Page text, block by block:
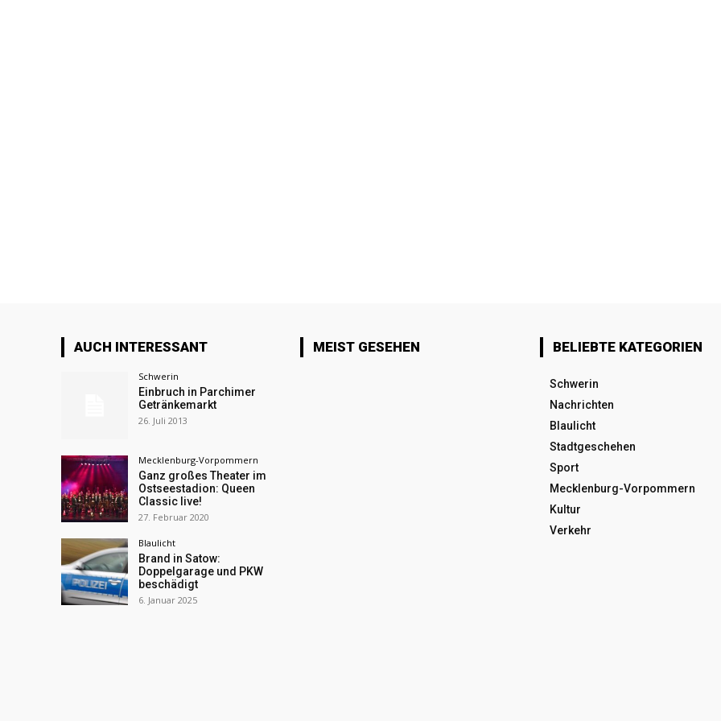
AUCH INTERESSANT
Schwerin
Einbruch in Parchimer
Getränkemarkt
26. Juli 2013
Mecklenburg-Vorpommern
Ganz großes Theater im
Ostseestadion: Queen
Classic live!
27. Februar 2020
Blaulicht
Brand in Satow:
Doppelgarage und PKW
beschädigt
6. Januar 2025
MEIST GESEHEN BELIEBTE KATEGORIEN
Schwerin
Nachrichten
Blaulicht
Stadtgeschehen
Sport
Mecklenburg-Vorpommern
Kultur
Verkehr